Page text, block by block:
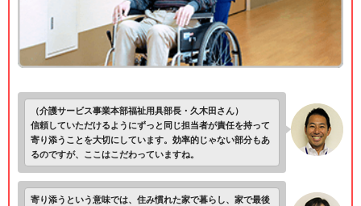
（介護サービス事業本部福祉用具部長・久木田さん）
信頼していただけるようにずっと同じ担当者が責任を持って
寄り添うことを大切にしています。効率的じゃない部分もあ
るのですが、ここはこだわっていますね。
寄り添うという意味では、住み慣れた家で暮らし、家で最後